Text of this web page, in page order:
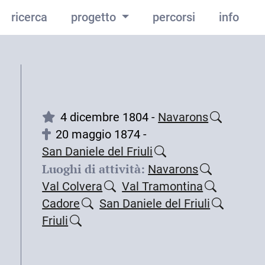
ricerca progetto percorsi info
4 dicembre 1804 - Navarons
20 maggio 1874 -
San Daniele del Friuli
Luoghi di attività: Navarons
Val Colvera
Val Tramontina
Cadore
San Daniele del Friuli
Friuli